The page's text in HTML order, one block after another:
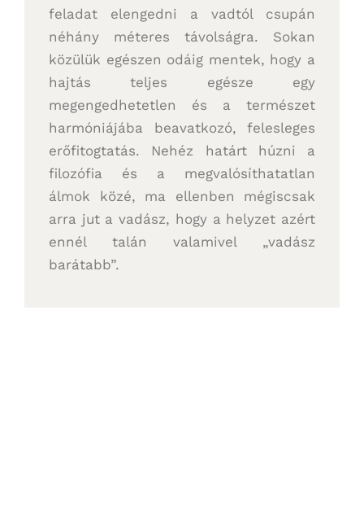
feladat elengedni a vadtól csupán
néhány méteres távolságra. Sokan
közülük egészen odáig mentek, hogy a
hajtás teljes egésze egy
megengedhetetlen és a természet
harmóniájába beavatkozó, felesleges
erőfitogtatás. Nehéz határt húzni a
filozófia és a megvalósíthatatlan
álmok közé, ma ellenben mégiscsak
arra jut a vadász, hogy a helyzet azért
ennél talán valamivel „vadász
barátabb”.